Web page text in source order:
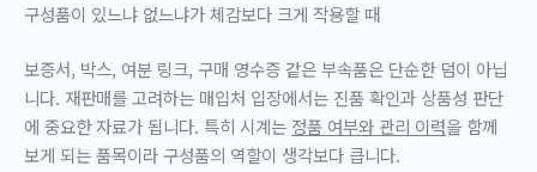
구성품이 있느냐 없느냐가 체감보다 크게 작용할 때
보증서, 박스, 여분 링크, 구매 영수증 같은 부속품은 단순한 덤이 아닙
니다. 재판매를 고려하는 매입처 입장에서는 진품 확인과 상품성 판단
에 중요한 자료가 됩니다. 특히 시계는 정품 여부와 관리 이력을 함께
보게 되는 품목이라 구성품의 역할이 생각보다 큽니다.